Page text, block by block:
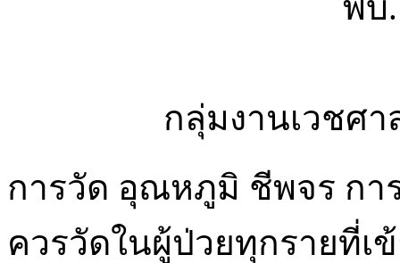
กลุ่มงานเวชศ
การวัด อุณหภูมิ ชีพจร กา
ควรวัดในผู้ป่วยทุกรายที่เ